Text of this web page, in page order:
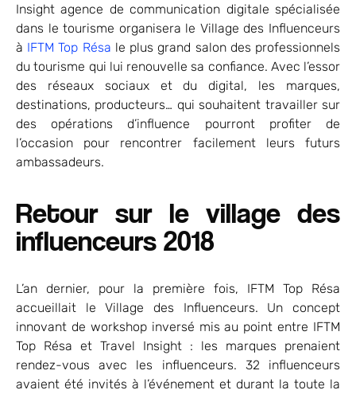
Insight agence de communication digitale spécialisée
dans le tourisme organisera le Village des Influenceurs
à IFTM Top Résa le plus grand salon des professionnels
du tourisme qui lui renouvelle sa confiance. Avec l’essor
des réseaux sociaux et du digital, les marques,
destinations, producteurs… qui souhaitent travailler sur
des opérations d’influence pourront profiter de
l’occasion pour rencontrer facilement leurs futurs
ambassadeurs.
Retour sur le village des
influenceurs 2018
L’an dernier, pour la première fois, IFTM Top Résa
accueillait le Village des Influenceurs. Un concept
innovant de workshop inversé mis au point entre IFTM
Top Résa et Travel Insight : les marques prenaient
rendez-vous avec les influenceurs. 32 influenceurs
avaient été invités à l’événement et durant la toute la